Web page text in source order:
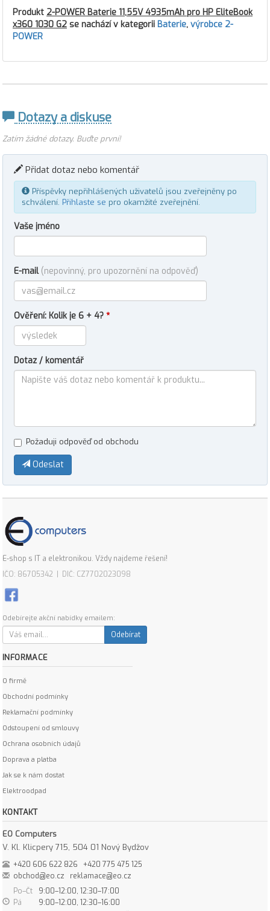
Produkt 2-POWER Baterie 11,55V 4935mAh pro HP EliteBook
x360 1030 G2 se nachází v kategorii Baterie, výrobce 2-
POWER
Dotazy a diskuse
Zatím žádné dotazy. Buďte první!
Přidat dotaz nebo komentář
Příspěvky nepřihlášených uživatelů jsou zveřejněny po
schválení. Přihlaste se pro okamžité zveřejnění.
Vaše jméno
E-mail (nepovinný, pro upozornění na odpověď)
Ověření: Kolik je 6 + 4? *
Dotaz / komentář
Požaduji odpověď od obchodu
Odeslat
E-shop s IT a elektronikou. Vždy najdeme řešení!
IČO: 86705342 | DIČ: CZ7702023098
Odebírejte akční nabídky emailem:
Odebírat
INFORMACE
O firmě
Obchodní podmínky
Reklamační podmínky
Odstoupení od smlouvy
Ochrana osobních údajů
Doprava a platba
Jak se k nám dostat
Elektroodpad
KONTAKT
EO Computers
V. Kl. Klicpery 715, 504 01 Nový Bydžov
+420 606 622 826
+420 775 475 125
obchod@eo.cz
reklamace@eo.cz
Po–Čt
9:00–12:00, 12:30–17:00
Pá
9:00–12:00, 12:30–16:00